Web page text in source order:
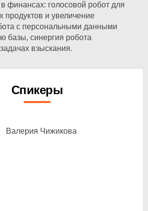
финансах: голосовой робот для
продуктов и увеличение
с персональными данными
базы, синергия робота
взыскания.
Спикеры